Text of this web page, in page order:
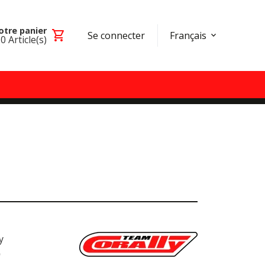
panier
0 Article(s) shopping_cart Se connecter Français